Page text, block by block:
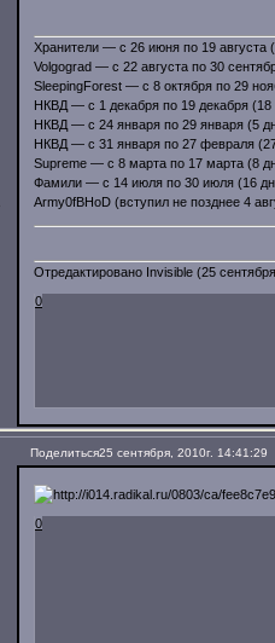
Хранители — с 26 июня по 19 августа
Volgograd — с 22 августа по 30
SleepingForest — с 8 октября по 29
НКВД — с 1 декабря по 19 декабря (18
НКВД — с 24 января по 29 января (5
НКВД — с 31 января по 27 февраля
Supreme — с 8 марта по 17 марта (8
Фамили — с 14 июля по 30 июля (16
Army0fBHoD (вступил не позднее 4
Отредактировано Invisible (25
0
Поделиться25 сентября, 2010г. 14:41:29
0